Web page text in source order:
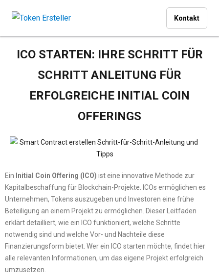
Kontakt
ICO STARTEN: IHRE SCHRITT FÜR
SCHRITT ANLEITUNG FÜR
ERFOLGREICHE INITIAL COIN
OFFERINGS
Ein Initial Coin Offering (ICO) ist eine innovative Methode zur
Kapitalbeschaffung für Blockchain-Projekte. ICOs ermöglichen es
Unternehmen, Tokens auszugeben und Investoren eine frühe
Beteiligung an einem Projekt zu ermöglichen. Dieser Leitfaden
erklärt detailliert, wie ein ICO funktioniert, welche Schritte
notwendig sind und welche Vor- und Nachteile diese
Finanzierungsform bietet. Wer ein ICO starten möchte, findet hier
alle relevanten Informationen, um das eigene Projekt erfolgreich
umzusetzen.